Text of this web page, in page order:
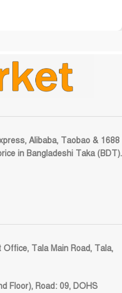
Alibaba, Taobao & 1688
in Bangladeshi Taka (BDT).
Tala Main Road, Tala,
Floor), Road: 09, DOHS